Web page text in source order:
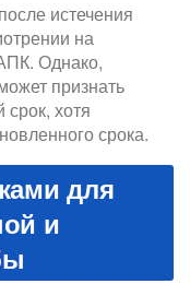
истечения
на
Однако,
признать
хотя
срока.
для
и